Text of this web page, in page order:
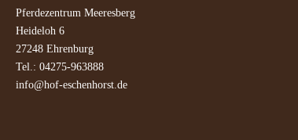
Pferdezentrum Meeresberg
Heideloh 6
27248 Ehrenburg
Tel.: 04275-963888
info@hof-eschenhorst.de